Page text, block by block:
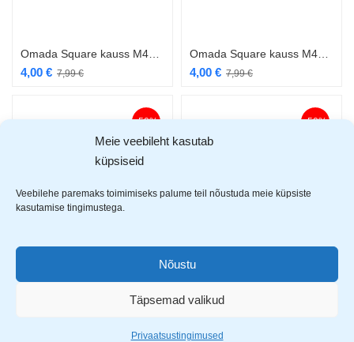
Meie veebileht kasutab
küpsiseid
Veebilehe paremaks toimimiseks palume teil nõustuda meie küpsiste
kasutamise tingimustega.
Nõustu
Täpsemad valikud
Privaatsustingimused
7,99€
4,00 € 7,99€
4,00 €
-50% -50%